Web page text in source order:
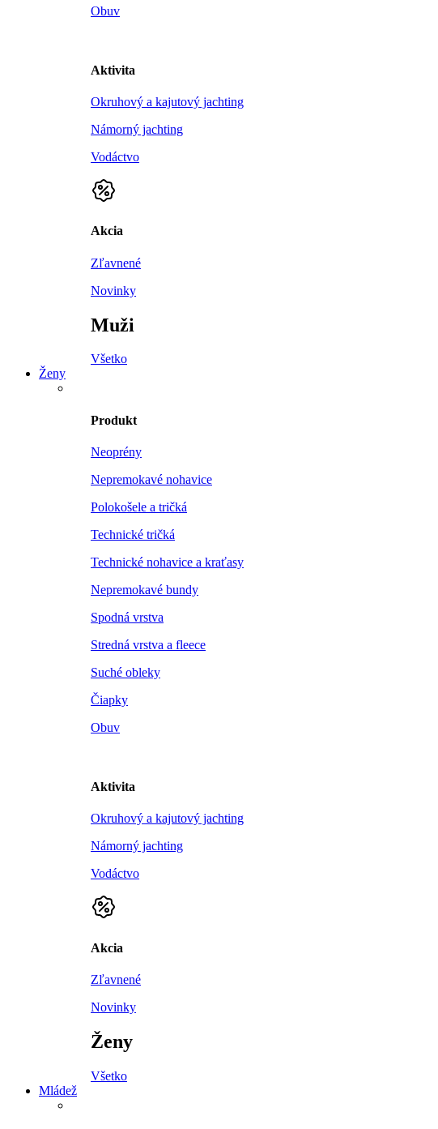
Obuv
Aktivita
Okruhový a kajutový jachting
Námorný jachting
Vodáctvo
Akcia
Zľavnené
Novinky
Muži
Všetko
Ženy
Produkt
Neoprény
Nepremokavé nohavice
Polokošele a tričká
Technické tričká
Technické nohavice a kraťasy
Nepremokavé bundy
Spodná vrstva
Stredná vrstva a fleece
Suché obleky
Čiapky
Obuv
Aktivita
Okruhový a kajutový jachting
Námorný jachting
Vodáctvo
Akcia
Zľavnené
Novinky
Ženy
Všetko
Mládež